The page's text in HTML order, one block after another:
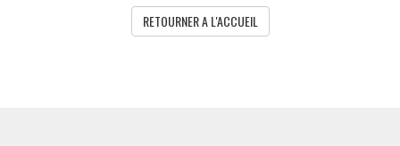
RETOURNER A L'ACCUEIL